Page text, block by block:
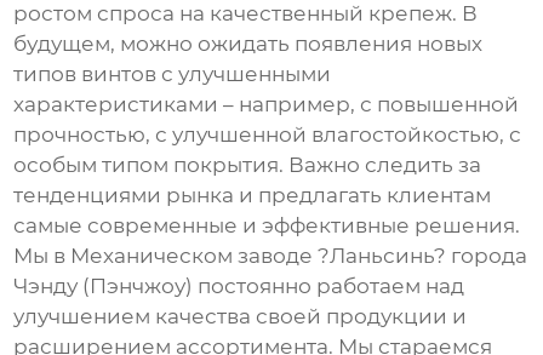
ростом спроса на качественный крепеж. В
будущем, можно ожидать появления новых
типов винтов с улучшенными
характеристиками – например, с повышенной
прочностью, с улучшенной влагостойкостью, с
особым типом покрытия. Важно следить за
тенденциями рынка и предлагать клиентам
самые современные и эффективные решения.
Мы в Механическом заводе ?Ланьсинь? города
Чэнду (Пэнчжоу) постоянно работаем над
улучшением качества своей продукции и
расширением ассортимента. Мы стараемся